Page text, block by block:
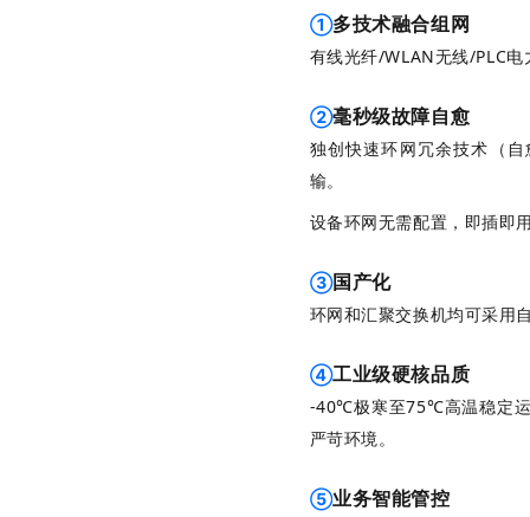
①多技术融合组网
有线光纤/WLAN无线/PLC
②毫秒级故障自愈
独创快速环网冗余技术（
输。
设备环网无需配置，即插即
③国产化
环网和汇聚交换机均可采用
④工业级硬核品质
-40℃极寒至75℃高温稳定
严苛环境。
⑤业务智能管控